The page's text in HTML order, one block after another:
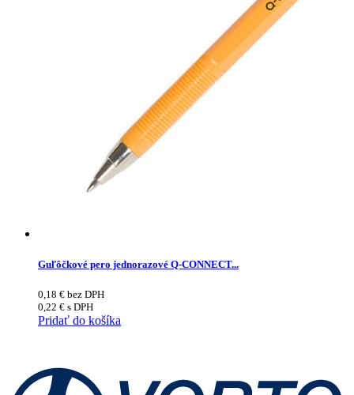
Guľôčkové pero jednorazové Q-CONNECT...
0,18 € bez DPH
0,22 € s DPH
Pridať do košíka